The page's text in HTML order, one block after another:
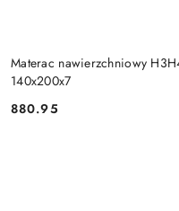
Materac nawierzchniowy
140x200x7
Cena:
880.95